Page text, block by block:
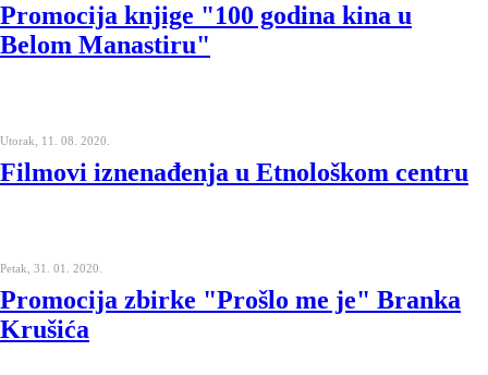
Promocija knjige "100 godina kina u
Belom Manastiru"
Utorak, 11. 08. 2020.
Filmovi iznenađenja u Etnološkom centru
Petak, 31. 01. 2020.
Promocija zbirke "Prošlo me je" Branka
Krušića